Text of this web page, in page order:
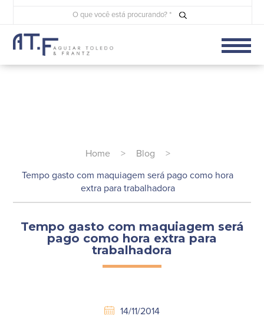
Home > Blog >
Tempo gasto com maquiagem será pago como hora
extra para trabalhadora
Tempo gasto com maquiagem será
pago como hora extra para
trabalhadora
14/11/2014